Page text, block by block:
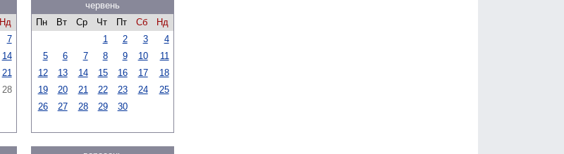
Нд
7
14
21
28
червень
Пн
Вт Ср Чт Пт Сб
Нд
1
2 3
4
5
6 7 8 9 10
11
12
13 14 15 16 17
18
19
20 21 22 23 24
25
26
27 28 29 30